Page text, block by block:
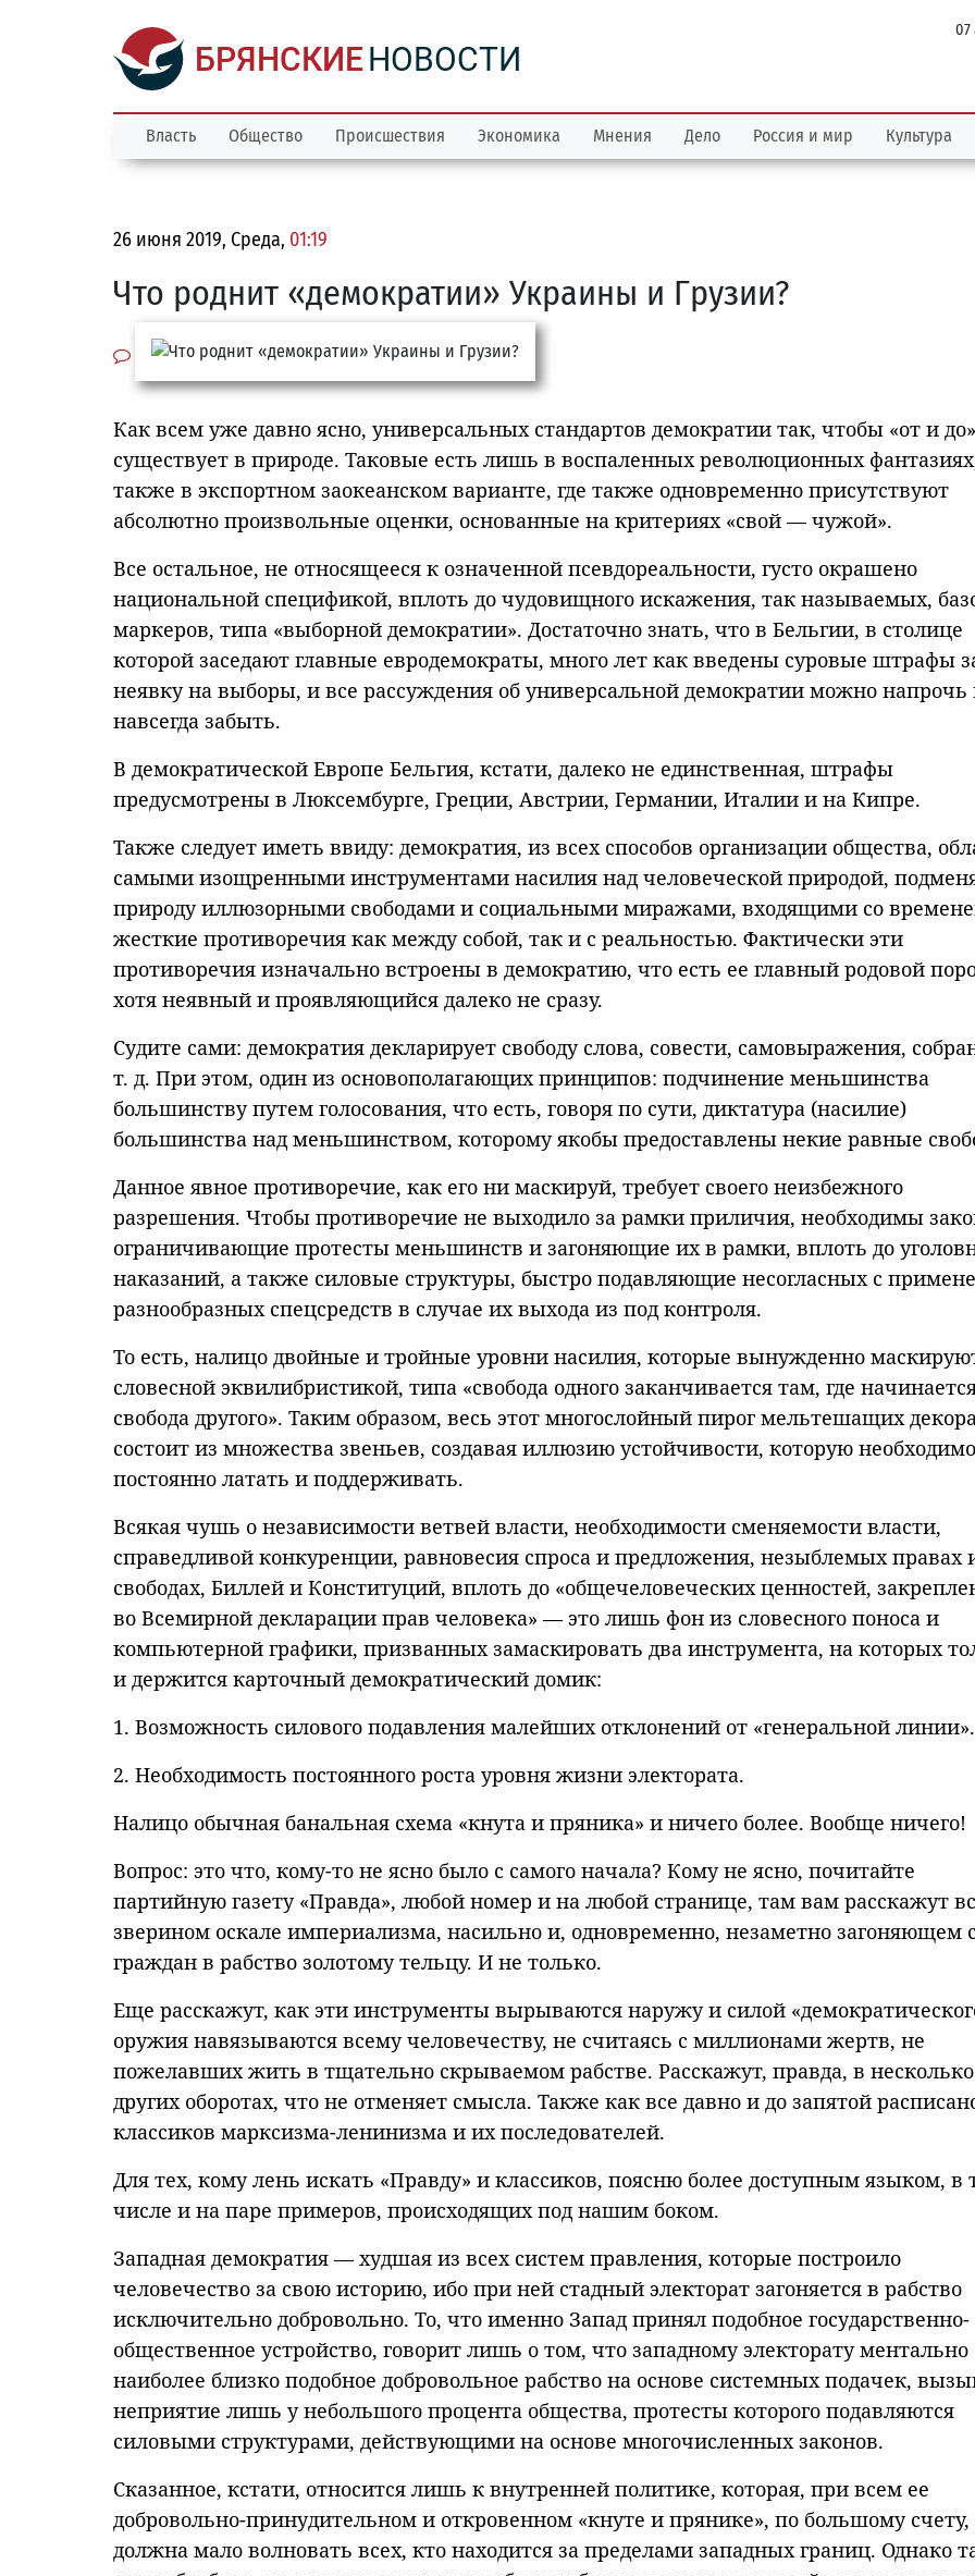
БРЯНСКИЕНОВОСТИ
07
Власть Общество Происшествия Экономика Мнения Дело Россия и мир Культура
26 июня 2019, Среда, 01:19
Что роднит «демократии» Украины и Грузии?
Как всем уже давно ясно, универсальных стандартов демократии так, чтобы «от и
существует в природе. Таковые есть лишь в воспаленных революционных
также в экспортном заокеанском варианте, где также одновременно присутствуют
абсолютно произвольные оценки, основанные на критериях «свой — чужой».
Все остальное, не относящееся к означенной псевдореальности, густо окрашено
национальной спецификой, вплоть до чудовищного искажения, так называемых,
маркеров, типа «выборной демократии». Достаточно знать, что в Бельгии, в столице
которой заседают главные евродемократы, много лет как введены суровые штрафы
неявку на выборы, и все рассуждения об универсальной демократии можно напрочь
навсегда забыть.
В демократической Европе Бельгия, кстати, далеко не единственная, штрафы
предусмотрены в Люксембурге, Греции, Австрии, Германии, Италии и на Кипре.
Также следует иметь ввиду: демократия, из всех способов организации общества,
самыми изощренными инструментами насилия над человеческой природой,
природу иллюзорными свободами и социальными миражами, входящими со
жесткие противоречия как между собой, так и с реальностью. Фактически эти
противоречия изначально встроены в демократию, что есть ее главный родовой
хотя неявный и проявляющийся далеко не сразу.
Судите сами: демократия декларирует свободу слова, совести, самовыражения,
т. д. При этом, один из основополагающих принципов: подчинение меньшинства
большинству путем голосования, что есть, говоря по сути, диктатура (насилие)
большинства над меньшинством, которому якобы предоставлены некие равные
Данное явное противоречие, как его ни маскируй, требует своего неизбежного
разрешения. Чтобы противоречие не выходило за рамки приличия, необходимы
ограничивающие протесты меньшинств и загоняющие их в рамки, вплоть до
наказаний, а также силовые структуры, быстро подавляющие несогласных с
разнообразных спецсредств в случае их выхода из под контроля.
То есть, налицо двойные и тройные уровни насилия, которые вынужденно
словесной эквилибристикой, типа «свобода одного заканчивается там, где
свобода другого». Таким образом, весь этот многослойный пирог мельтешащих
состоит из множества звеньев, создавая иллюзию устойчивости, которую необходимо
постоянно латать и поддерживать.
Всякая чушь о независимости ветвей власти, необходимости сменяемости власти,
справедливой конкуренции, равновесия спроса и предложения, незыблемых правах
свободах, Биллей и Конституций, вплоть до «общечеловеческих ценностей,
во Всемирной декларации прав человека» — это лишь фон из словесного поноса и
компьютерной графики, призванных замаскировать два инструмента, на которых
и держится карточный демократический домик:
1. Возможность силового подавления малейших отклонений от «генеральной линии».
2. Необходимость постоянного роста уровня жизни электората.
Налицо обычная банальная схема «кнута и пряника» и ничего более. Вообще ничего!
Вопрос: это что, кому-то не ясно было с самого начала? Кому не ясно, почитайте
партийную газету «Правда», любой номер и на любой странице, там вам расскажут
зверином оскале империализма, насильно и, одновременно, незаметно загоняющем
граждан в рабство золотому тельцу. И не только.
Еще расскажут, как эти инструменты вырываются наружу и силой
оружия навязываются всему человечеству, не считаясь с миллионами жертв, не
пожелавших жить в тщательно скрываемом рабстве. Расскажут, правда, в несколько
других оборотах, что не отменяет смысла. Также как все давно и до запятой
классиков марксизма-ленинизма и их последователей.
Для тех, кому лень искать «Правду» и классиков, поясню более доступным языком, в
числе и на паре примеров, происходящих под нашим боком.
Западная демократия — худшая из всех систем правления, которые построило
человечество за свою историю, ибо при ней стадный электорат загоняется в рабство
исключительно добровольно. То, что именно Запад принял подобное государственно-
общественное устройство, говорит лишь о том, что западному электорату ментально
наиболее близко подобное добровольное рабство на основе системных подачек,
неприятие лишь у небольшого процента общества, протесты которого подавляются
силовыми структурами, действующими на основе многочисленных законов.
Сказанное, кстати, относится лишь к внутренней политике, которая, при всем ее
добровольно-принудительном и откровенном «кнуте и прянике», по большому счету,
должна мало волновать всех, кто находится за пределами западных границ. Однако